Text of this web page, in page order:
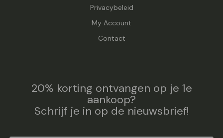
Privacybeleid
My Account
Contact
20% korting ontvangen op je 1e
aankoop?
Schrijf je in op de nieuwsbrief!